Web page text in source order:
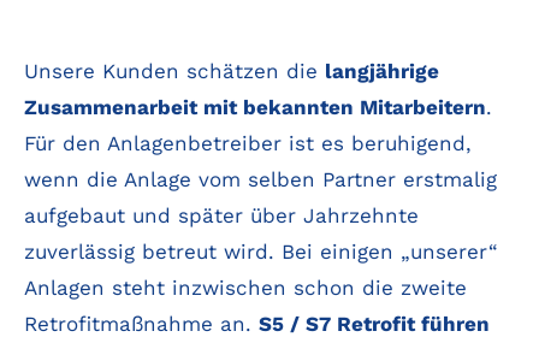
Unsere Kunden schätzen die langjährige
Zusammenarbeit mit bekannten Mitarbeitern.
Für den Anlagenbetreiber ist es beruhigend,
wenn die Anlage vom selben Partner erstmalig
aufgebaut und später über Jahrzehnte
zuverlässig betreut wird. Bei einigen „unserer“
Anlagen steht inzwischen schon die zweite
Retrofitmaßnahme an. S5 / S7 Retrofit führen